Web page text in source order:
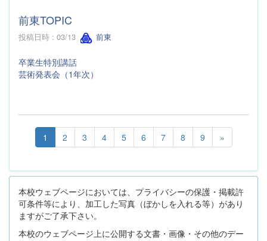
前東TOPIC
投稿日時 : 03/13 前東
卒業生特別講話
芸術発表会（1年次）
1 2 3 4 5 6 7 8 9 »
本校ウェブページにおいては、プライバシーの保護・掲載許
可条件等により、加工した写真（ぼかしを入れる等）があり
ますがご了承下さい。
本校のウェブページ上に公開する文書・画像・その他のデー